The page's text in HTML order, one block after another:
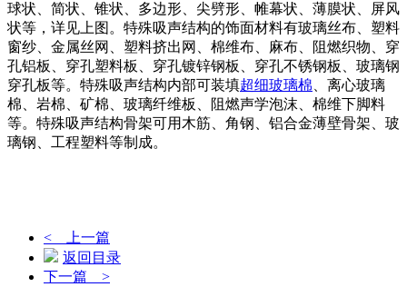
球状、简状、锥状、多边形、尖劈形、帷幕状、薄膜状、屏风
状等，详见上图。特殊吸声结构的饰面材料有玻璃丝布、塑料
窗纱、金属丝网、塑料挤出网、棉维布、麻布、阻燃织物、穿
孔铝板、穿孔塑料板、穿孔镀锌钢板、穿孔不锈钢板、玻璃钢
穿孔板等。特殊吸声结构内部可装填超细玻璃棉 、离心玻璃
棉、岩棉、矿棉、玻璃纤维板、阻燃声学泡沫、棉维下脚料
等。特殊吸声结构骨架可用木筋、角钢、铝合金薄壁骨架、玻
璃钢、工程塑料等制成。
< 上一篇
返回目录
下一篇 >